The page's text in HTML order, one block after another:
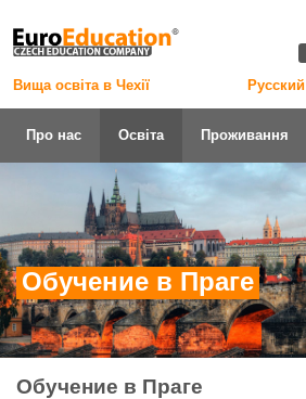
Вища освіта в Чехії Русский
Про нас Освіта Проживання
Обучение в Праге
Обучение в Праге